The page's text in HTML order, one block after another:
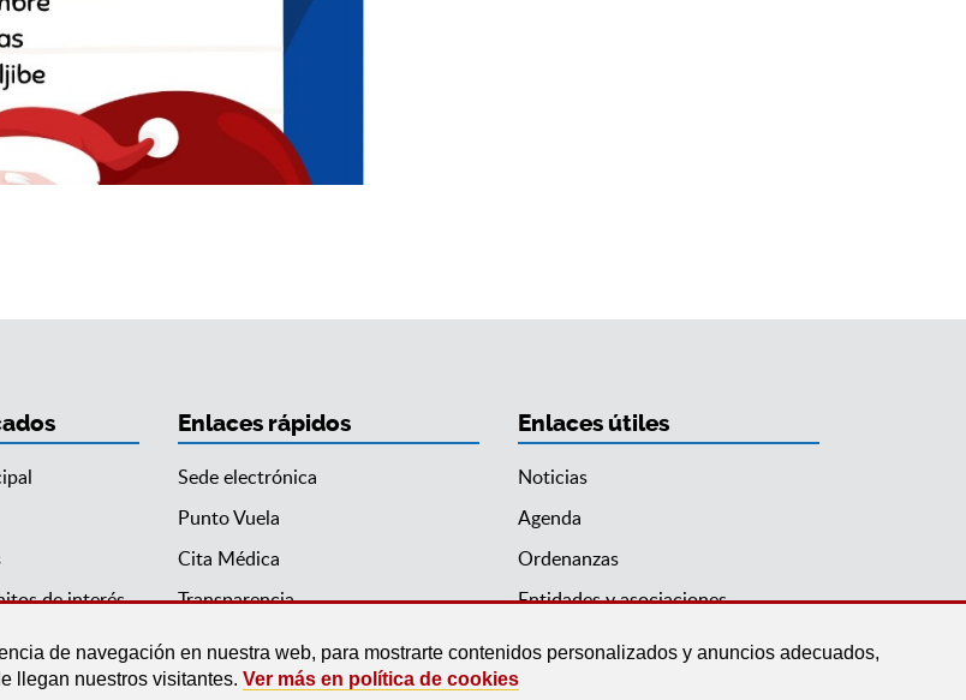
de navegación en nuestra web, para mostrarte contenidos personalizados y anuncios adecuados,
llegan nuestros visitantes. Ver más en política de cookies
de interés
Enlaces rápidos
Sede electrónica
Punto Vuela
Cita Médica
Transparencia
Enlaces útiles
Noticias
Agenda
Ordenanzas
Entidades y asociaciones